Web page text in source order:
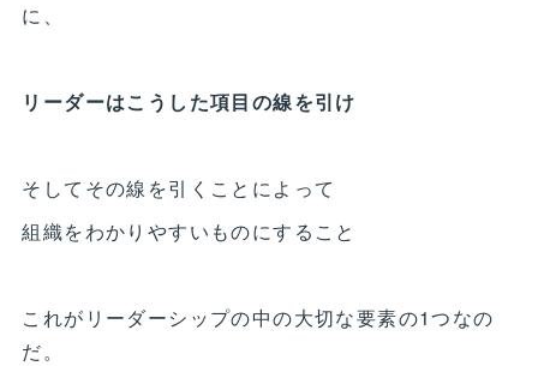
に、
リーダーはこうした項目の線を引け
そしてその線を引くことによって
組織をわかりやすいものにすること
これがリーダーシップの中の大切な要素の1つなの
だ。